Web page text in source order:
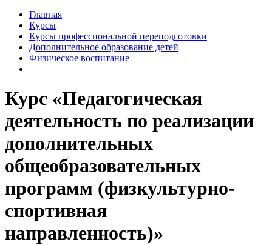
Главная
Курсы
Курсы профессиональной переподготовки
Дополнительное образование детей
Физическое воспитание
Курс «Педагогическая
деятельность по реализации
дополнительных
общеобразовательных
программ (физкультурно-
спортивная
направленность)»